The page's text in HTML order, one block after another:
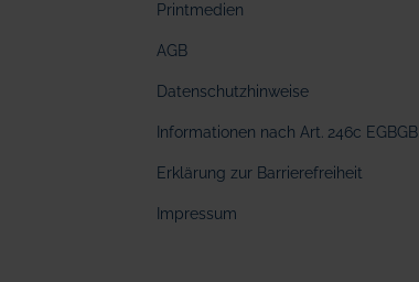
Printmedien
AGB
Datenschutzhinweise
Informationen nach Art. 246c EGBGB
Erklärung zur Barrierefreiheit
Impressum